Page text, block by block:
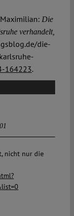
Die
verhandelt,
die-
164223.
nicht nur die